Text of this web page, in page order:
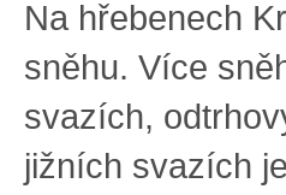
Na hřebenech
sněhu. Více
svazích,
jižních svazích